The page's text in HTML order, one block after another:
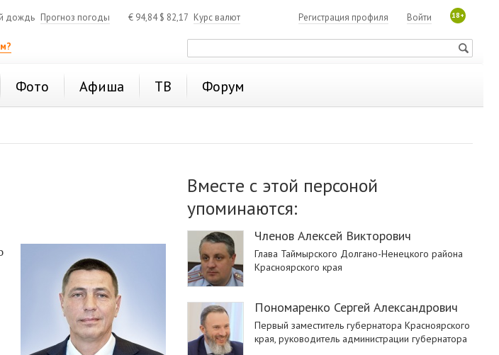
дождь Прогноз погоды € 94,84$ 82,17 Курс валют 18+
Войти
Регистрация профиля
Фото Афиша ТВ Форум
Вместе с этой персоной
упоминаются:
Членов Алексей Викторович
Глава Таймырского Долгано-Ненецкого района
Красноярского края
Пономаренко Сергей Александрович
Первый заместитель губернатора Красноярского
края, руководитель администрации губернатора